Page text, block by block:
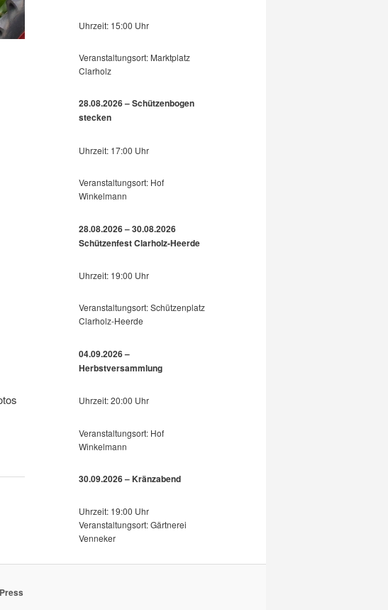
Uhrzeit: 15:00 Uhr
Veranstaltungsort: Marktplatz
Clarholz
28.08.2026 – Schützenbogen
stecken
Uhrzeit: 17:00 Uhr
Veranstaltungsort: Hof
Winkelmann
28.08.2026 – 30.08.2026
Schützenfest Clarholz-Heerde
Uhrzeit: 19:00 Uhr
Veranstaltungsort: Schützenplatz
Clarholz-Heerde
04.09.2026 –
Herbstversammlung
Uhrzeit: 20:00 Uhr
Veranstaltungsort: Hof
Winkelmann
30.09.2026 – Kränzabend
Uhrzeit: 19:00 Uhr
Veranstaltungsort: Gärtnerei
Venneker